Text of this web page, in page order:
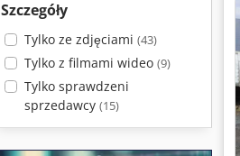
Szczegóły
Tylko ze zdjęciami (43)
Tylko z filmami wideo (9)
Tylko sprawdzeni
sprzedawcy (15)